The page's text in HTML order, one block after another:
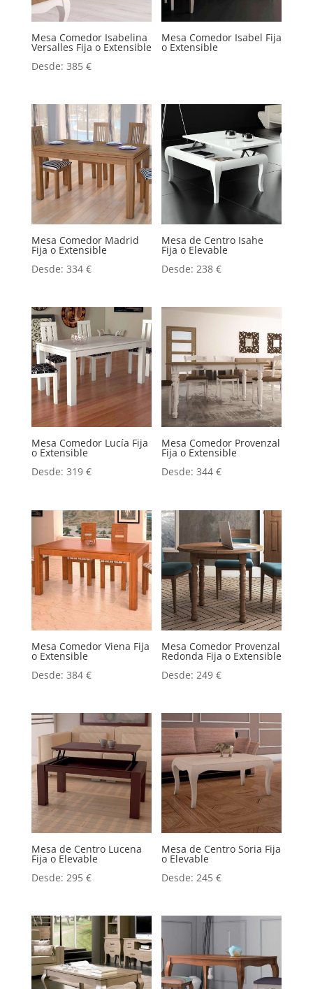
Mesa Comedor Isabelina
Versalles Fija o Extensible
Desde: 385 €
Mesa Comedor Isabel Fija
o Extensible
Mesa Comedor Madrid
Fija o Extensible
Desde: 334 €
Mesa de Centro Isahe
Fija o Elevable
Desde:238€
Mesa Comedor Lucía Fija
o Extensible
Desde: 319 €
Mesa Comedor Provenzal
Fija o Extensible
Desde:344€
Mesa Comedor Viena Fija
o Extensible
Desde: 384 €
Mesa Comedor Provenzal
Redonda Fija o Extensible
Desde: 249€
Mesa de Centro Lucena
Fija o Elevable
Desde: 295 €
Mesa de Centro Soria Fija
o Elevable
Desde: 245€